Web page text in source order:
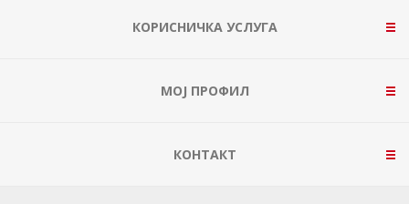
КОРИСНИЧКА УСЛУГА
МОЈ ПРОФИЛ
КОНТАКТ